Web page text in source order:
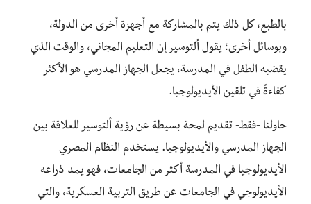
بالطبع، كل ذلك يتم بالمشاركة مع أجهزة أخرى من الدولة،
وبوسائل أخرى؛ يقول ألتوسير إن التعليم المجاني، والوقت الذي
يقضيه الطفل في المدرسة، يجعل الجهاز المدرسي هو الأكثر
كفاءةً في تلقين الأيديولوجيا.
حاولنا -فقط- تقديم لمحة بسيطة عن رؤية ألتوسير للعلاقة بين
الجهاز المدرسي والأيديولوجيا. يستخدم النظام المصري
الأيديولوجيا في المدرسة أكثر من الجامعات، فهو يمد ذراعه
الأيديولوجي في الجامعات عن طريق التربية العسكرية، والتي